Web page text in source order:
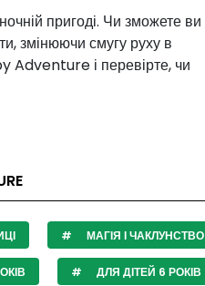
пригоді. Чи зможете ви
змінюючи смугу руху в
Adventure і перевірте, чи
МАГІЯ І ЧАКЛУНСТВО
ДЛЯ ДІТЕЙ 6 РОКІВ